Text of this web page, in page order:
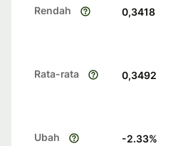
Rendah 0,3418
Rata-rata 0,3492
Ubah -2.33%